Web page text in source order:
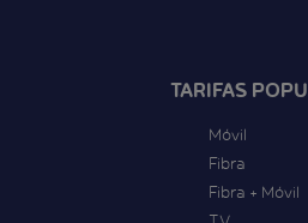
TARIFAS
Móvil
Fibra
Fibra + Móvil